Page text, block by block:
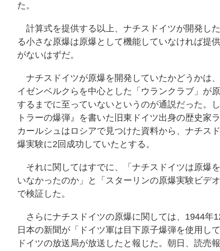
た。
計算式を提供する以上、ナチスドイツが開発し
る小さな原爆は原爆として機能していなければ提
がないはずだ。
ナチスドイツが原爆を開発していたかどうかは
イゼンベルクらを中心とした「ウランクラブ」が
するまでに至っていないというのが通説だった。
トラーの爆弾』を書いた旧東ドイツ出身の歴史家
カールシュはロシアで見つけた資料から、ナチス
爆実験に2回成功していたとする。
それに関してはすでに、「 ナチスドイツは原爆
いなかったのか 」と「 スターリンの原爆実験ビデオ
で検証した。
さらにナチスドイツの原爆に関しては、1944年
日本の新聞が「ドイツ軍は目下原子爆弾を使用し
ドイツの放送局が放送したと報じた。朝日、読売